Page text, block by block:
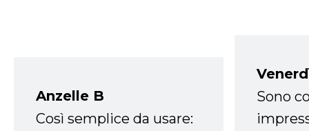
Anzelle B
Così semplice da usare:
Sono